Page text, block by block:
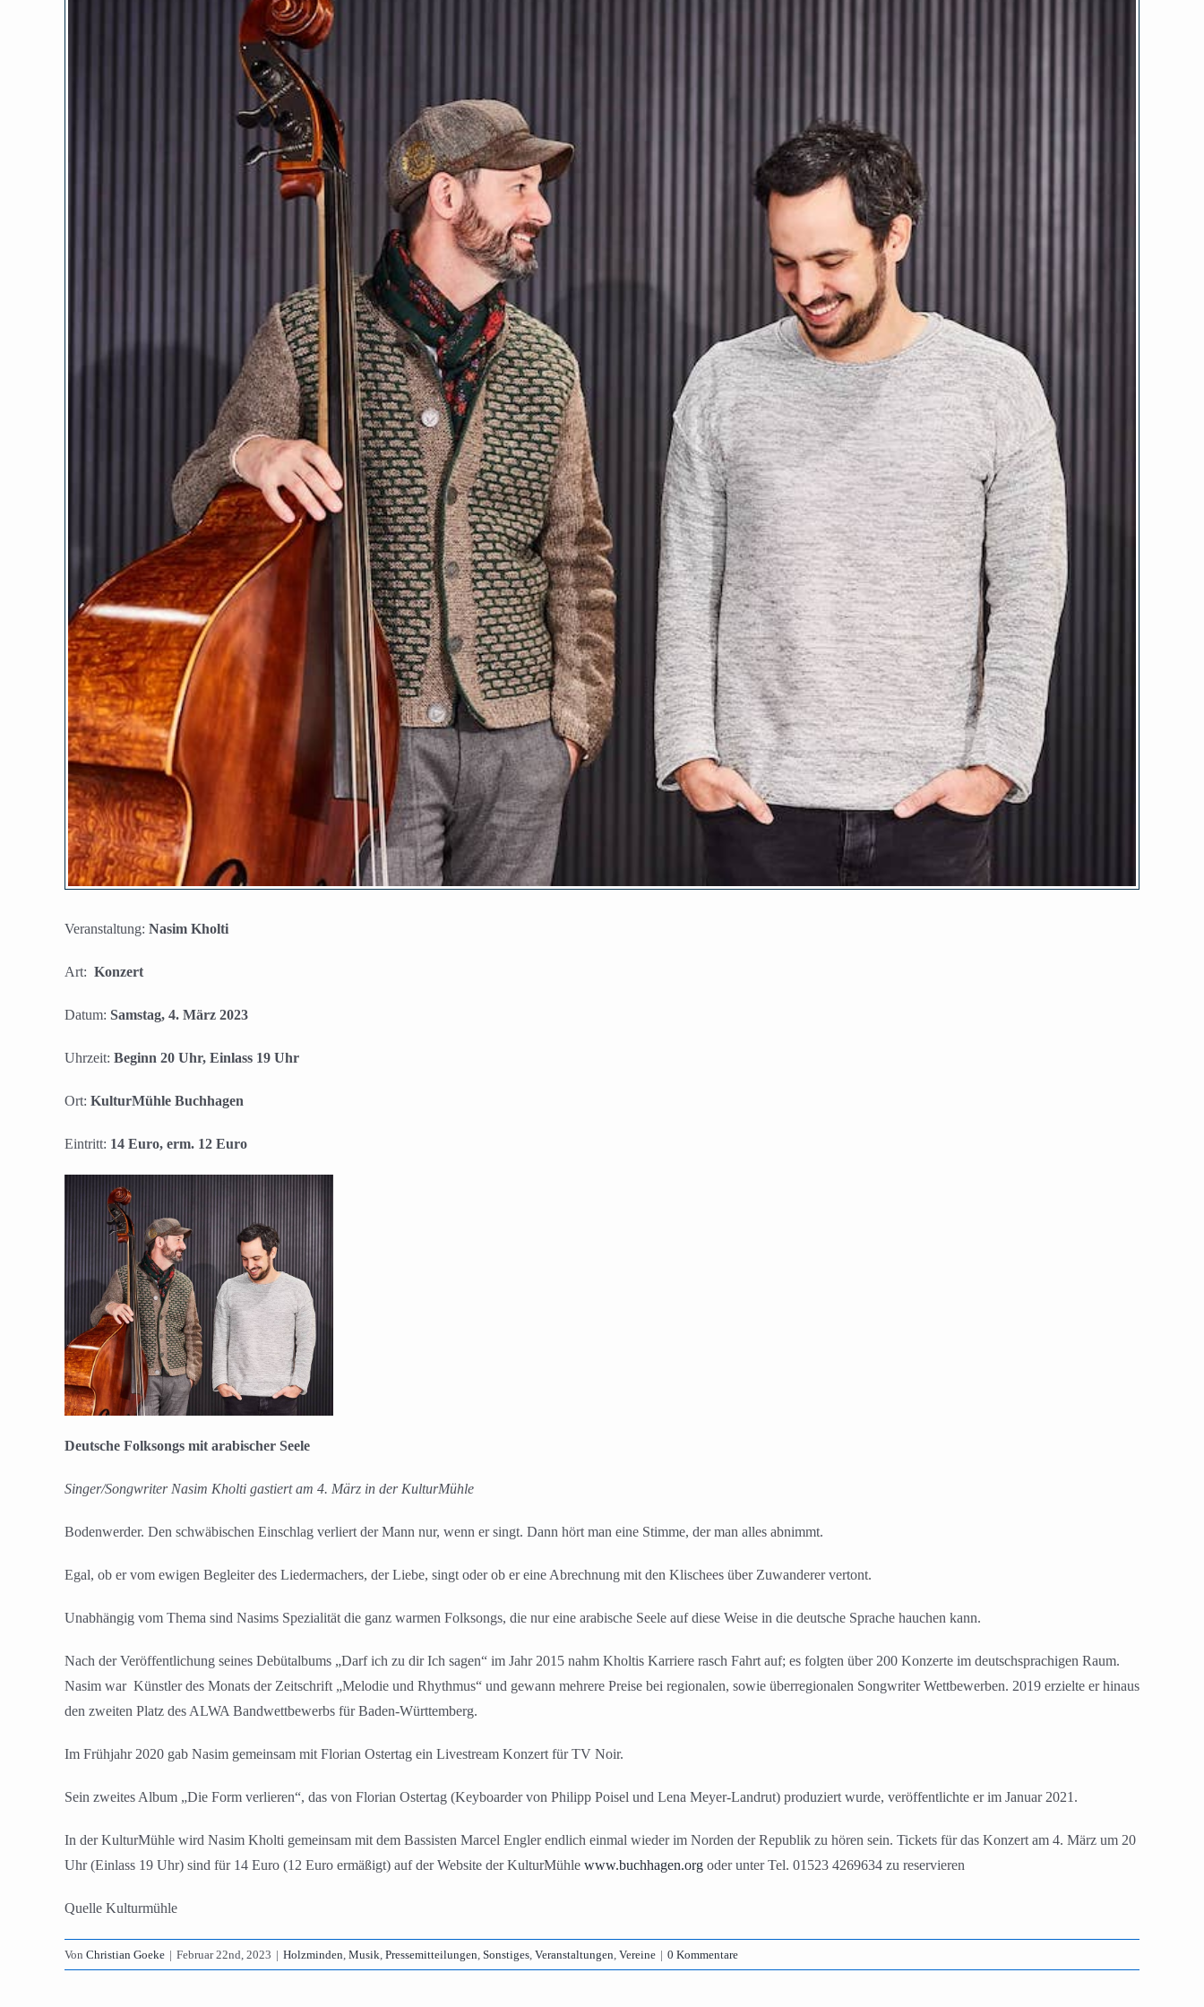
Veranstaltung: Nasim Kholti
Art: Konzert
Datum: Samstag, 4. März 2023
Uhrzeit: Beginn 20 Uhr, Einlass 19 Uhr
Ort: KulturMühle Buchhagen
Eintritt: 14 Euro, erm. 12 Euro
Deutsche Folksongs mit arabischer Seele
Singer/Songwriter Nasim Kholti gastiert am 4. März in der KulturMühle
Bodenwerder. Den schwäbischen Einschlag verliert der Mann nur, wenn er singt. Dann hört man eine Stimme, der man alles abnimmt.
Egal, ob er vom ewigen Begleiter des Liedermachers, der Liebe, singt oder ob er eine Abrechnung mit den Klischees über Zuwanderer vertont.
Unabhängig vom Thema sind Nasims Spezialität die ganz warmen Folksongs, die nur eine arabische Seele auf diese Weise in die deutsche Sprache hauchen kann.
Nach der Veröffentlichung seines Debütalbums „Darf ich zu dir Ich sagen“ im Jahr 2015 nahm Kholtis Karriere rasch Fahrt auf; es folgten über 200 Konzerte im deutschsprachigen Raum.
Nasim war Künstler des Monats der Zeitschrift „Melodie und Rhythmus“ und gewann mehrere Preise bei regionalen, sowie überregionalen Songwriter Wettbewerben. 2019 erzielte er hinaus
den zweiten Platz des ALWA Bandwettbewerbs für Baden-Württemberg.
Im Frühjahr 2020 gab Nasim gemeinsam mit Florian Ostertag ein Livestream Konzert für TV Noir.
Sein zweites Album „Die Form verlieren“, das von Florian Ostertag (Keyboarder von Philipp Poisel und Lena Meyer-Landrut) produziert wurde, veröffentlichte er im Januar 2021.
In der KulturMühle wird Nasim Kholti gemeinsam mit dem Bassisten Marcel Engler endlich einmal wieder im Norden der Republik zu hören sein. Tickets für das Konzert am 4. März um 20
Uhr (Einlass 19 Uhr) sind für 14 Euro (12 Euro ermäßigt) auf der Website der KulturMühle www.buchhagen.org oder unter Tel. 01523 4269634 zu reservieren
Quelle Kulturmühle
Von Christian Goeke | Februar 22nd, 2023 | Holzminden, Musik, Pressemitteilungen, Sonstiges, Veranstaltungen, Vereine | 0 Kommentare